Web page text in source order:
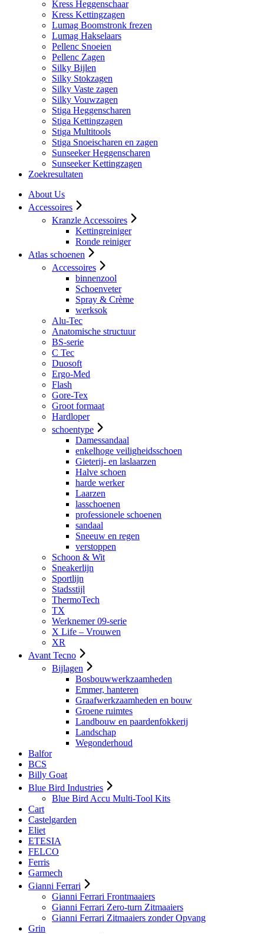
Kress Heggenschaar
Kress Kettingzagen
Lumag Boomstronk frezen
Lumag Hakselaars
Pellenc Snoeien
Pellenc Zagen
Silky Bijlen
Silky Stokzagen
Silky Vaste zagen
Silky Vouwzagen
Stiga Heggenscharen
Stiga Kettingzagen
Stiga Multitools
Stiga Snoeischaren en zagen
Sunseeker Heggenscharen
Sunseeker Kettingzagen
Zoekresultaten
About Us
Accessoires
Kranzle Accessoires
Kettingreiniger
Ronde reiniger
Atlas schoenen
Accessoires
binnenzool
Schoenveter
Spray & Crème
werksok
Alu-Tec
Anatomische structuur
BS-serie
C Tec
Duosoft
Ergo-Med
Flash
Gore-Tex
Groot formaat
Hardloper
schoentype
Damessandaal
enkelhoge veiligheidsschoen
Gieterij- en laslaarzen
Halve schoen
harde werker
Laarzen
lasschoenen
professionele schoenen
sandaal
Sneeuw en regen
verstoppen
Schoon & Wit
Sneakerlijn
Sportlijn
Stadsstijl
ThermoTech
TX
Werknemer 09-serie
X Life – Vrouwen
XR
Avant Tecno
Bijlagen
Bosbouwwerkzaamheden
Emmer, hanteren
Graafwerkzaamheden en bouw
Groene ruimtes
Landbouw en paardenfokkerij
Landschap
Wegonderhoud
Balfor
BCS
Billy Goat
Blue Bird Industries
Blue Bird Accu Multi-Tool Kits
Cart
Castelgarden
Eliet
ETESIA
FELCO
Ferris
Garmech
Gianni Ferrari
Gianni Ferrari Frontmaaiers
Gianni Ferrari Zero-turn Zitmaaiers
Gianni Ferrari Zitmaaiers zonder Opvang
Grin